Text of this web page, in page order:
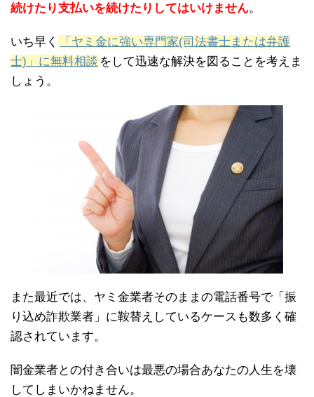
続けたり支払いを続けたりしてはいけません。
いち早く
「ヤミ金に強い専門家(司法書士または弁護
士)」に無料相談 をして迅速な解決を図ることを考えま
しょう。
また最近では、ヤミ金業者そのままの電話番号で「振
り込め詐欺業者」に鞍替えしているケースも数多く確
認されています。
闇金業者との付き合いは最悪の場合あなたの人生を壊
してしまいかねません。